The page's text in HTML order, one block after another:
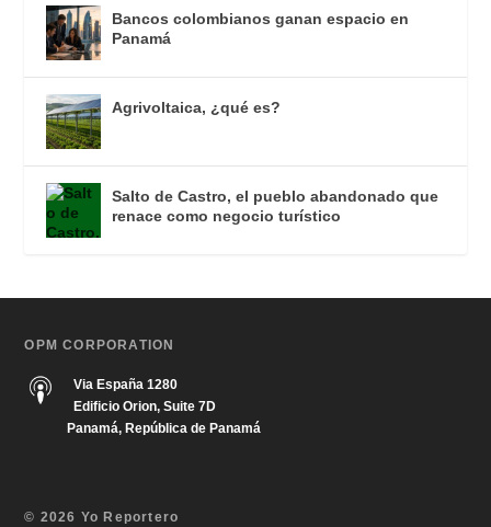
Bancos colombianos ganan espacio en
Panamá
Agrivoltaica, ¿qué es?
Salto de Castro, el pueblo abandonado que
renace como negocio turístico
OPM CORPORATION
Via España 1280
Edificio Orion, Suite 7D
Panamá, República de Panamá
© 2026 Yo Reportero